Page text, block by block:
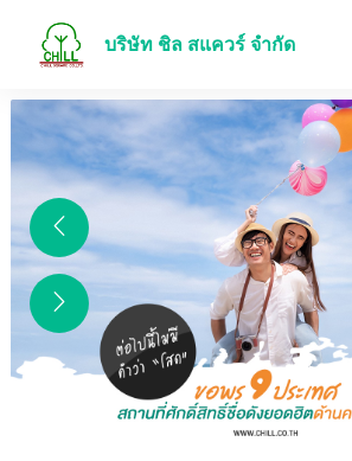
บริษัท ชิล สแควร์ จำกัด